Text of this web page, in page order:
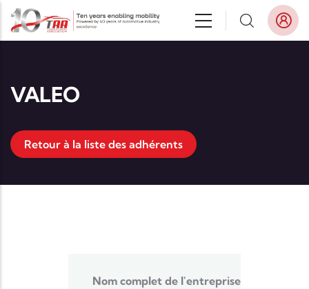
Aller au contenu principal
VALEO
Retour à la liste des adhérents
Nom complet de l'entreprise